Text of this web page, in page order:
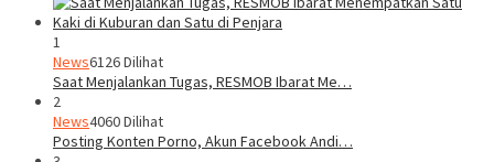
1
News6126 Dilihat
Saat Menjalankan Tugas, RESMOB Ibarat Me…
2
News4060 Dilihat
Posting Konten Porno, Akun Facebook Andi…